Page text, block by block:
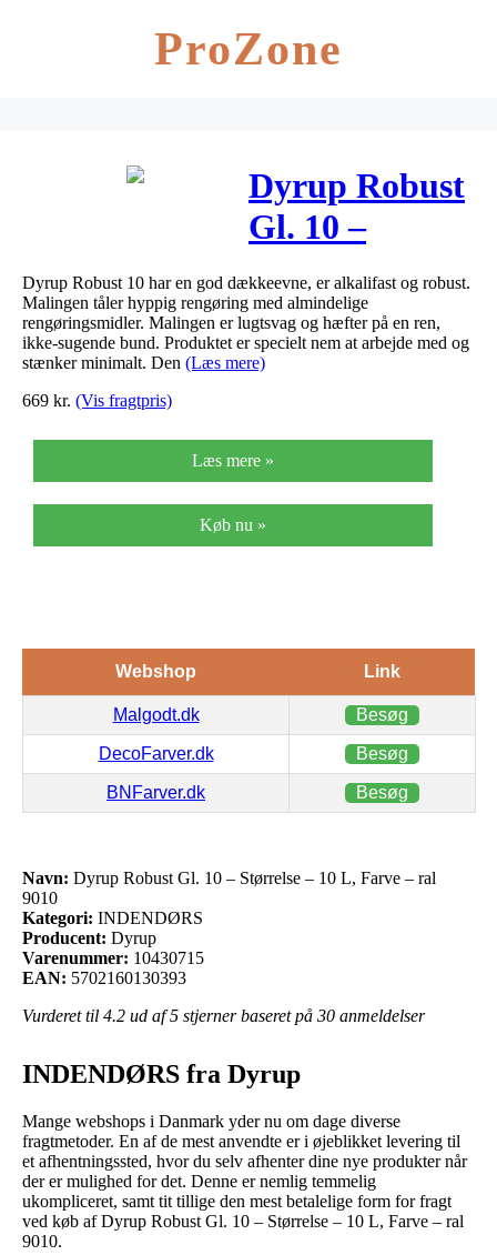
ProZone
Dyrup Robust
Gl. 10 –
Størrelse – 10
L, Farve – ral
9010
Dyrup Robust 10 har en god dækkeevne, er alkalifast og robust.
Malingen tåler hyppig rengøring med almindelige
rengøringsmidler. Malingen er lugtsvag og hæfter på en ren,
ikke-sugende bund. Produktet er specielt nem at arbejde med og
stænker minimalt. Den (Læs mere)
669 kr. (Vis fragtpris)
Læs mere »
Køb nu »
Webshop Link
Malgodt.dk Besøg
DecoFarver.dk Besøg
BNFarver.dk Besøg
Navn: Dyrup Robust Gl. 10 – Størrelse – 10 L, Farve – ral
9010
Kategori: INDENDØRS
Producent: Dyrup
Varenummer: 10430715
EAN: 5702160130393
Vurderet til 4.2 ud af 5 stjerner baseret på 30 anmeldelser
INDENDØRS fra Dyrup
Mange webshops i Danmark yder nu om dage diverse
fragtmetoder. En af de mest anvendte er i øjeblikket levering til
et afhentningssted, hvor du selv afhenter dine nye produkter når
der er mulighed for det. Denne er nemlig temmelig
ukompliceret, samt tit tillige den mest betalelige form for fragt
ved køb af Dyrup Robust Gl. 10 – Størrelse – 10 L, Farve – ral
9010.